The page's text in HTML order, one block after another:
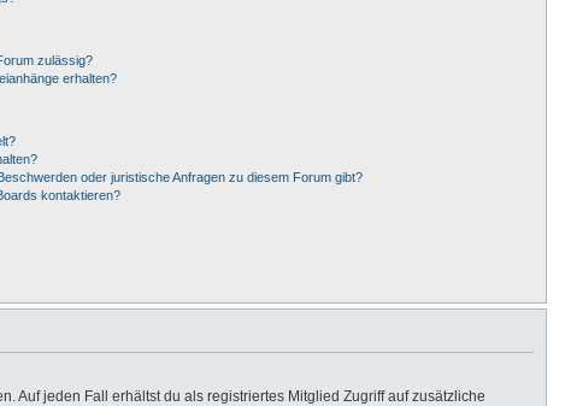
zulässig?
erhalten?
oder juristische Anfragen zu diesem Forum gibt?
kontaktieren?
Auf jeden Fall erhältst du als registriertes Mitglied Zugriff auf zusätzliche